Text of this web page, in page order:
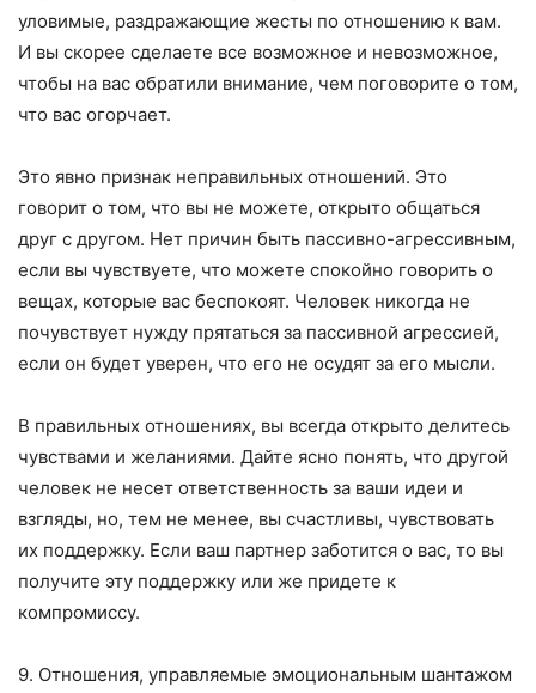
уловимые, раздражающие жесты по отношению к вам.
И вы скорее сделаете все возможное и невозможное,
чтобы на вас обратили внимание, чем поговорите о том,
что вас огорчает.
Это явно признак неправильных отношений. Это
говорит о том, что вы не можете, открыто общаться
друг с другом. Нет причин быть пассивно-агрессивным,
если вы чувствуете, что можете спокойно говорить о
вещах, которые вас беспокоят. Человек никогда не
почувствует нужду прятаться за пассивной агрессией,
если он будет уверен, что его не осудят за его мысли.
В правильных отношениях, вы всегда открыто делитесь
чувствами и желаниями. Дайте ясно понять, что другой
человек не несет ответственность за ваши идеи и
взгляды, но, тем не менее, вы счастливы, чувствовать
их поддержку. Если ваш партнер заботится о вас, то вы
получите эту поддержку или же придете к
компромиссу.
9. Отношения, управляемые эмоциональным шантажом